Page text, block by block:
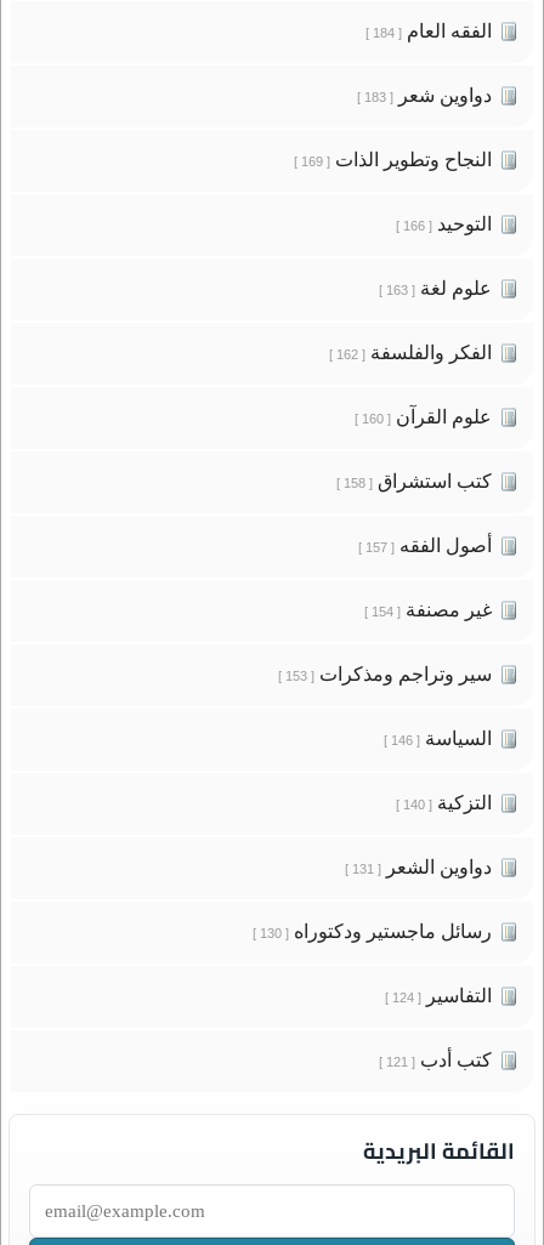
الفقه العام[ 184 ]
دواوين شعر[ 183 ]
النجاح وتطوير الذات[ 169 ]
التوحيد[ 166 ]
علوم لغة[ 163 ]
الفكر والفلسفة[ 162 ]
علوم القرآن[ 160 ]
كتب استشراق[ 158 ]
أصول الفقه[ 157 ]
غير مصنفة[ 154 ]
سير وتراجم ومذكرات[ 153 ]
السياسة[ 146 ]
التزكية[ 140 ]
دواوين الشعر[ 131 ]
رسائل ماجستير ودكتوراه[ 130 ]
التفاسير[ 124 ]
كتب أدب[ 121 ]
القائمة البريدية